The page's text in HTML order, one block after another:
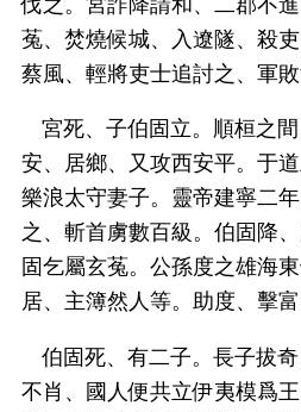
菟、焚燒候城、入遼隧、殺吏
蔡風、輕將吏士追討之、軍敗
宮死、子伯固立。順桓之
安、居鄉、又攻西安平。于
樂浪太守妻子。靈帝建寧二
之、斬首虜數百級。伯固降
固乞屬玄菟。公孫度之雄海
居、主簿然人等。助度、擊富
伯固死、有二子。長子拔
不肖、國人便共立伊夷模爲